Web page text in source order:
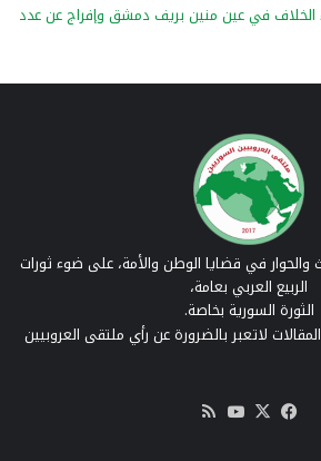
الخلاف في عين منين بريف دمشق وإفراج عن عدد
في قضايا الوطن والأمة، على ضوء ثورات
الربيع العربي بعامة،
الثورة السورية بخاصة.
المقالات لاتعبر بالضرورة عن رأي ملتقى العروبيين
فيسبوك
‫X
‫YouTube